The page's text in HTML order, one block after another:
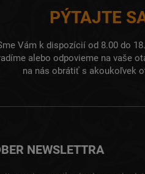
PÝTAJTE
Vám k dispozícií od 8.00 do
alebo odpovieme na vaše
na nás obrátiť s akoukoľvek
NEWSLETTRA